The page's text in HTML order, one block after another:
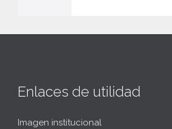
Enlaces de utilidad
Imagen institucional